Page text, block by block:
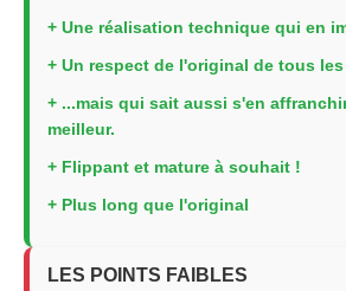
+ Une réalisation technique qui en
+ Un respect de l'original de tous
+ ...mais qui sait aussi s'en
meilleur.
+ Flippant et mature à souhait !
+ Plus long que l'original
LES POINTS FAIBLES